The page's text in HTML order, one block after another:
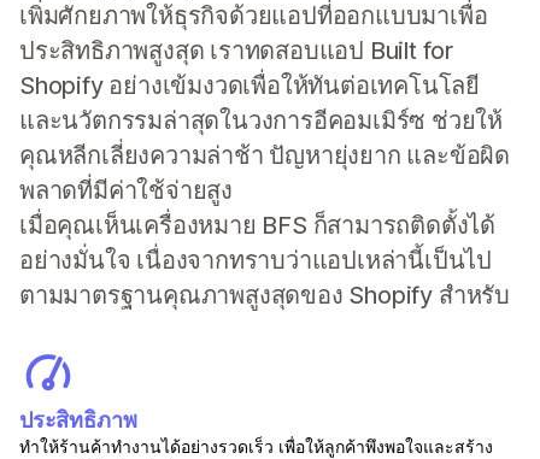
เพิ่มศักยภาพให้ธุรกิจด้วยแอปที่ออกแบบมาเพื่อ
ประสิทธิภาพสูงสุด เราทดสอบแอป Built for
Shopify อย่างเข้มงวดเพื่อให้ทันต่อเทคโนโลยี
และนวัตกรรมล่าสุดในวงการอีคอมเมิร์ซ ช่วยให้
คุณหลีกเลี่ยงความล่าช้า ปัญหายุ่งยาก และข้อผิด
พลาดที่มีค่าใช้จ่ายสูง
เมื่อคุณเห็นเครื่องหมาย BFS ก็สามารถติดตั้งได้
อย่างมั่นใจ เนื่องจากทราบว่าแอปเหล่านี้เป็นไป
ตามมาตรฐานคุณภาพสูงสุดของ Shopify สำหรับ
ประสิทธิภาพ
ทำให้ร้านค้าทำงานได้อย่างรวดเร็ว เพื่อให้ลูกค้าพึงพอใจและสร้าง